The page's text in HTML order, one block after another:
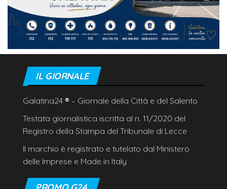
IL GIORNALE
Galatina24 ® – Giornale della Città e del Salento
Testata giornalistica iscritta al n. 11/2020 del
Registro della Stampa del Tribunale di Lecce
Il marchio è registrato e tutelato dal Ministero
delle Imprese e Made in Italy